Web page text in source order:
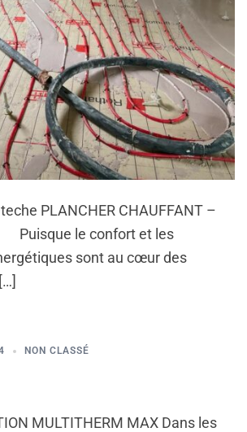
PLANCHER CHAUFFANT –
le confort et les
sont au cœur des
NON CLASSÉ
MULTITHERM MAX Dans les